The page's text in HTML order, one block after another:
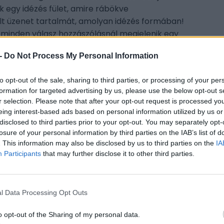
Do Not Process My Personal Information
opt-out of the sale, sharing to third parties, or processing of your
for targeted advertising by us, please use the below opt-out
selection. Please note that after your opt-out request is processed
interest-based ads based on personal information utilized by us
to third parties prior to your opt-out. You may separately
of your personal information by third parties on the IAB’s list of
This information may also be disclosed by us to third parties on the
Participants that may further disclose it to other third parties.
Data Processing Opt Outs
opt-out of the Sharing of my personal data.
egy idézés fület, amire rábökve
üzenet tartalmát, amolyan idézés formában!
válasz hozzászólásnál megjelenik egy
odadob minket, amelyik hozzászólásra
adott helyre érkezett-e új hozzászólás a
témákat, persze nem mindenhol.
találkozhattok...
rangokat kap a fórumozó, amikhez
és használhatóbb lesz a fórum!